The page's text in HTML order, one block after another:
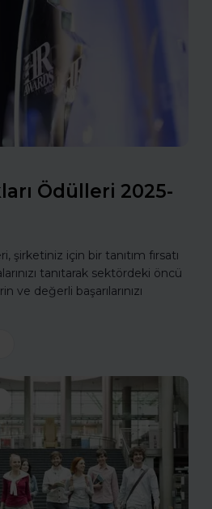
Ödülleri 2025-
şirketiniz için bir tanıtım fırsatı
tanıtarak sektördeki öncü
değerli başarılarınızı